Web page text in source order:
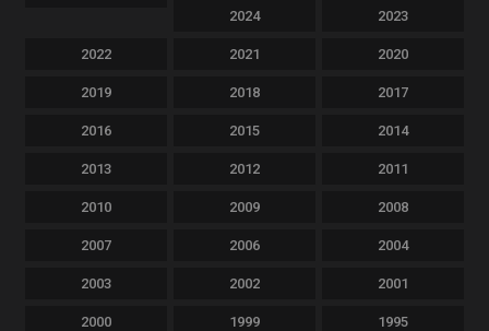
2024 2023
2022 2021 2020
2019 2018 2017
2016 2015 2014
2013 2012 2011
2010 2009 2008
2007 2006 2004
2003 2002 2001
2000 1999 1995